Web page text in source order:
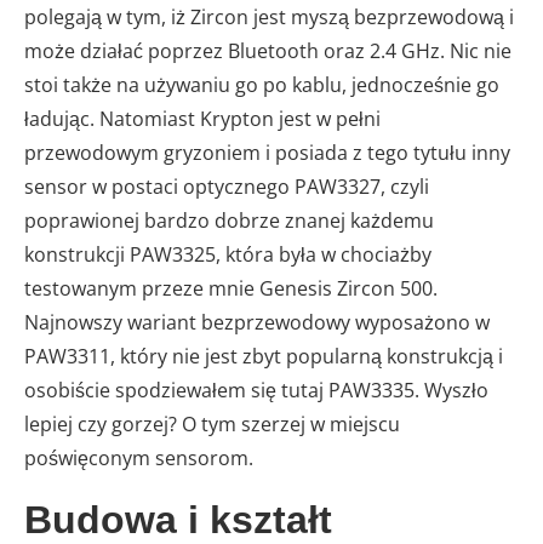
polegają w tym, iż Zircon jest myszą bezprzewodową i
może działać poprzez Bluetooth oraz 2.4 GHz. Nic nie
stoi także na używaniu go po kablu, jednocześnie go
ładując. Natomiast Krypton jest w pełni
przewodowym gryzoniem i posiada z tego tytułu inny
sensor w postaci optycznego PAW3327, czyli
poprawionej bardzo dobrze znanej każdemu
konstrukcji PAW3325, która była w chociażby
testowanym przeze mnie Genesis Zircon 500.
Najnowszy wariant bezprzewodowy wyposażono w
PAW3311, który nie jest zbyt popularną konstrukcją i
osobiście spodziewałem się tutaj PAW3335. Wyszło
lepiej czy gorzej? O tym szerzej w miejscu
poświęconym sensorom.
Budowa i kształt